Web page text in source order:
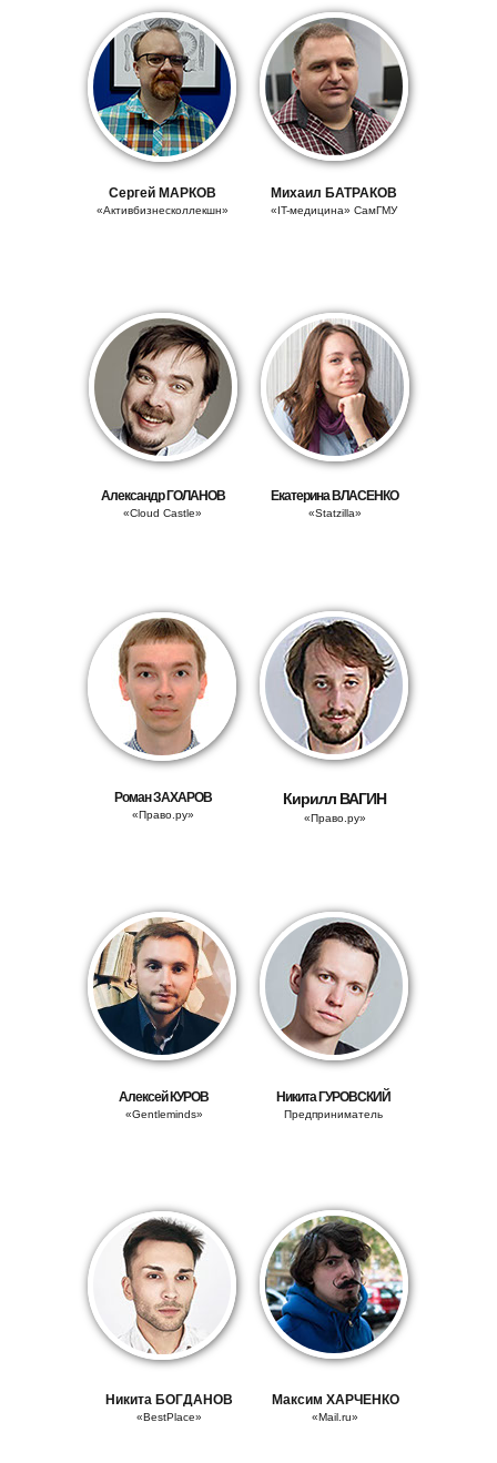
Сергей МАРКОВ
«Активбизнесколлекшн»
Михаил БАТРАКОВ
«IT-медицина» СамГМУ
Александр ГОЛАНОВ
«Cloud Castle»
Екатерина ВЛАСЕНКО
«Statzilla»
РоманЗАХАРОВ
«Право.ру»
Кирилл ВАГИН
«Право.ру»
Алексей КУРОВ
«Gentleminds»
НикитаГУРОВСКИЙ
Предприниматель
Никита БОГДАНОВ
«BestPlace»
Максим ХАРЧЕНКО
«Mail.ru»